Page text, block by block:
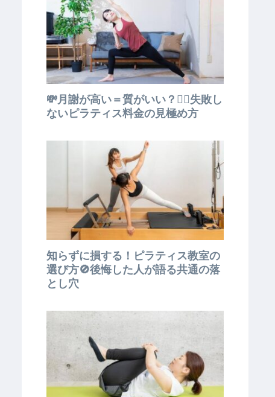
💸月謝が高い＝質がいい？🧘‍♀️失敗し
ないピラティス料金の見極め方
知らずに損する！ピラティス教室の
選び方🚫後悔した人が語る共通の落
とし穴